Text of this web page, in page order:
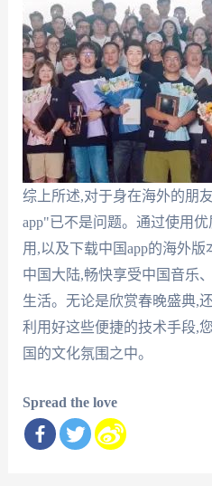
综上所述,对于身在海外的朋
app"已不是问题。通过使用
用,以及下载中国app的海外
中国大陆,畅快享受中国音乐
生活。无论是欣赏春晚盛典,
利用好这些便捷的技术手段,
国的文化氛围之中。
Spread the love